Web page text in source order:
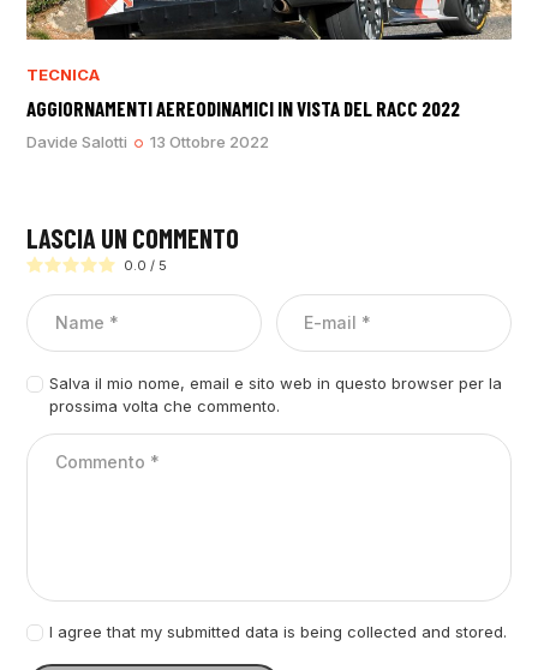
TECNICA
AGGIORNAMENTI AEREODINAMICI IN VISTA DEL RACC 2022
Davide Salotti 13 Ottobre 2022
LASCIA UN COMMENTO
0.0 / 5
Salva il mio nome, email e sito web in questo browser per la
prossima volta che commento.
I agree that my submitted data is being collected and stored.